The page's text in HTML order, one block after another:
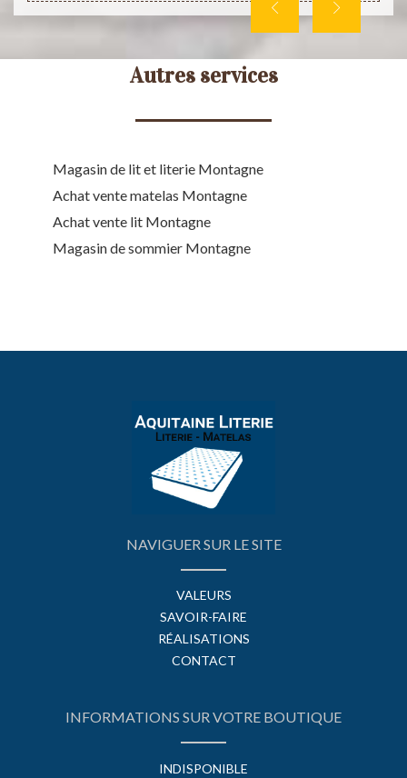
Autres services
Magasin de lit et literie Montagne
Achat vente matelas Montagne
Achat vente lit Montagne
Magasin de sommier Montagne
NAVIGUER SUR LE SITE
VALEURS
SAVOIR-FAIRE
RÉALISATIONS
CONTACT
INFORMATIONS SUR VOTRE BOUTIQUE
INDISPONIBLE